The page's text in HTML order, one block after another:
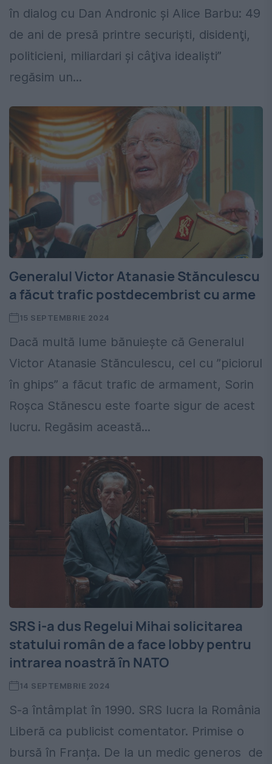
în dialog cu Dan Andronic şi Alice Barbu: 49
de ani de presă printre securişti, disidenţi,
politicieni, miliardari şi câţiva idealişti”
regăsim un...
Generalul Victor Atanasie Stănculescu
a făcut trafic postdecembrist cu arme
15 SEPTEMBRIE 2024
Dacă multă lume bănuiește că Generalul
Victor Atanasie Stănculescu, cel cu ”piciorul
în ghips” a făcut trafic de armament, Sorin
Roșca Stănescu este foarte sigur de acest
lucru. Regăsim această...
SRS i-a dus Regelui Mihai solicitarea
statului român de a face lobby pentru
intrarea noastră în NATO
14 SEPTEMBRIE 2024
S-a întâmplat în 1990. SRS lucra la România
Liberă ca publicist comentator. Primise o
bursă în Franța. De la un medic generos de